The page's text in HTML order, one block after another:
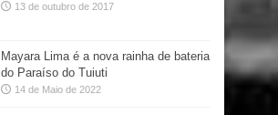
13 de outubro de 2017
Mayara Lima é a nova rainha de bateria
do Paraíso do Tuiuti
14 de Maio de 2022